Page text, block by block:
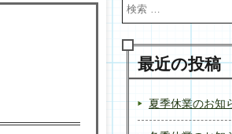
最近の投稿
夏季休業のお知